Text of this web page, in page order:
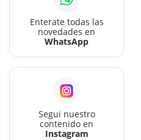
Enterate todas las
novedades en
WhatsApp
Segui nuestro
contenido en
Instagram